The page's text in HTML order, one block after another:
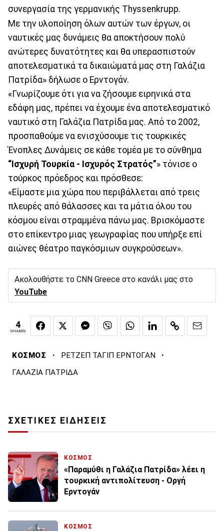
συνεργασία της γερμανικής Thyssenkrupp.
Με την υλοποίηση όλων αυτών των έργων, οι
ναυτικές μας δυνάμεις θα αποκτήσουν πολύ
ανώτερες δυνατότητες και θα υπερασπιστούν
αποτελεσματικά τα δικαιώματά μας στη Γαλάζια
Πατρίδα» δήλωσε ο Ερντογάν.
«Γνωρίζουμε ότι για να ζήσουμε ειρηνικά στα
εδάφη μας, πρέπει να έχουμε ένα αποτελεσματικό
ναυτικό στη Γαλάζια Πατρίδα μας. Από το 2002,
προσπαθούμε να ενισχύσουμε τις τουρκικές
Ένοπλες Δυνάμεις σε κάθε τομέα με το σύνθημα
“Ισχυρή Τουρκία - Ισχυρός Στρατός”» τόνισε ο
τούρκος πρόεδρος και πρόσθεσε:
«Είμαστε μια χώρα που περιβάλλεται από τρεις
πλευρές από θάλασσες και τα μάτια όλου του
κόσμου είναι στραμμένα πάνω μας. Βρισκόμαστε
στο επίκεντρο μιας γεωγραφίας που υπήρξε επί
αιώνες θέατρο παγκόσμιων συγκρούσεων».
Ακολουθήστε το CNN Greece στο κανάλι μας στο
YouTube
4
SHARES
ΚΟΣΜΟΣ · ΡΕΤΖΕΠ ΤΑΓΙΠ ΕΡΝΤΟΓΑΝ ·
ΓΑΛΑΖΙΑ ΠΑΤΡΙΔΑ
ΣΧΕΤΙΚΕΣ ΕΙΔΗΣΕΙΣ
ΚΟΣΜΟΣ
«Παραμύθι η Γαλάζια Πατρίδα» λέει η
τουρκική αντιπολίτευση - Οργή
Ερντογάν
ΚΟΣΜΟΣ